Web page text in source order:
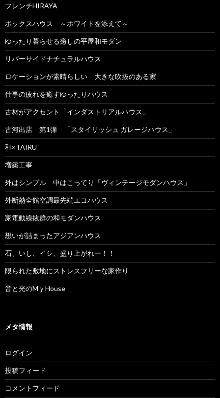
フレンチHIRAYA
ボックスハウス ～ホワイトを添えて～
ゆったり暮らせる癒しの平屋和モダン
リバーサイドナチュラルハウス
ロケーションが素晴らしい 大きな吹抜のある家
仕事の疲れを癒すゆったりハウス
古材がアクセント「インダストリアルハウス」
古河出店 第1弾 「スタイリッシュ ガレージハウス」
和×TAIRU
増築工事
外はシンプル 中はこってり「ヴィンテージモダンハウス」
外断熱全館空調最先端エコハウス
家電動線抜群の和モダンハウス
想いが詰まったアジアンハウス
石、いし、イシ、盛り上がれー！！
限られた敷地にストレスフリーな家作り
音と光のMｙHouse
メタ情報
ログイン
投稿フィード
コメントフィード